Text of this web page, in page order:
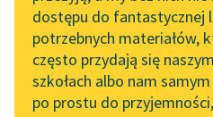
literatury skandynawskiej
Spotkanie z Katarzyną
Tunkiel w Oslo
102. lata temu zmarł
dostępu do fantastycznej
potrzebnych materiałów,
często przydają się
szkołach albo nam
po prostu do